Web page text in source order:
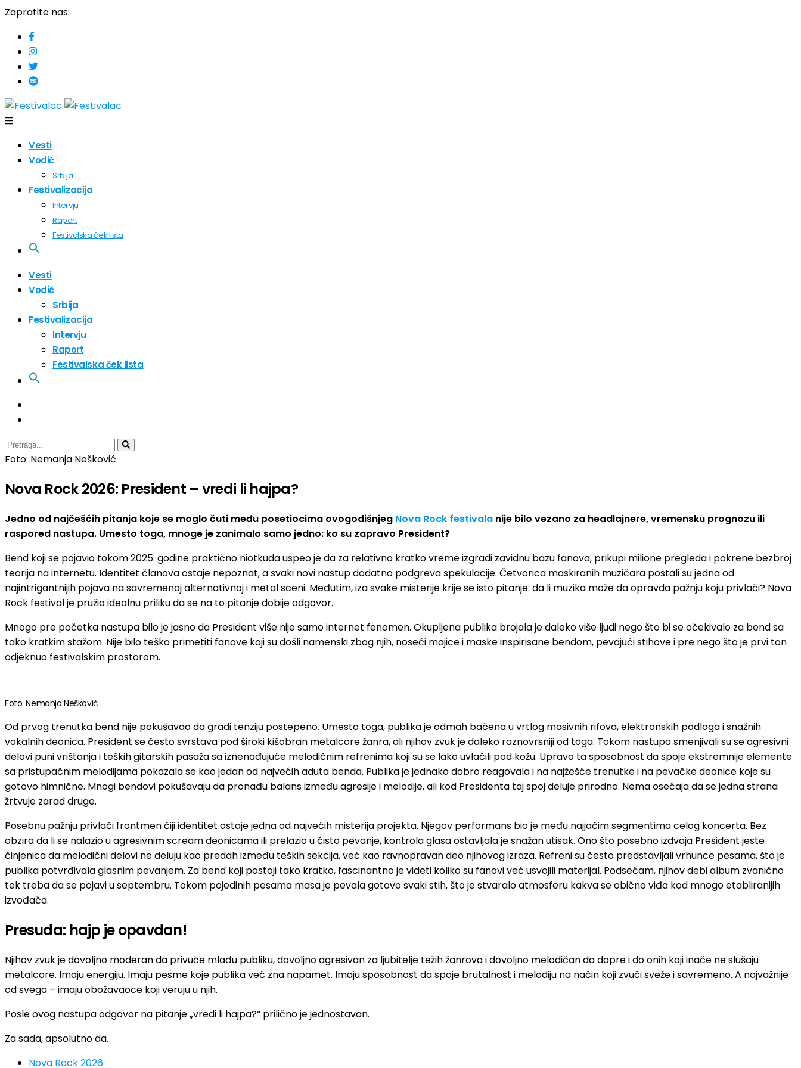
Zapratite nas:
Vesti
Vodič
Srbija
Festivalizacija
Intervju
Raport
Festivalska ček lista
Vesti
Vodič
Srbija
Festivalizacija
Intervju
Raport
Festivalska ček lista
Foto: Nemanja Nešković
Nova Rock 2026: President – vredi li hajpa?
Jedno od najčešćih pitanja koje se moglo čuti među posetiocima ovogodišnjeg Nova Rock festivala nije bilo vezano za headlajnere, vremensku prognozu ili
raspored nastupa. Umesto toga, mnoge je zanimalo samo jedno: ko su zapravo President?
Bend koji se pojavio tokom 2025. godine praktično niotkuda uspeo je da za relativno kratko vreme izgradi zavidnu bazu fanova, prikupi milione pregleda i pokrene bezbroj
teorija na internetu. Identitet članova ostaje nepoznat, a svaki novi nastup dodatno podgreva spekulacije. Četvorica maskiranih muzičara postali su jedna od
najintrigantnijih pojava na savremenoj alternativnoj i metal sceni. Međutim, iza svake misterije krije se isto pitanje: da li muzika može da opravda pažnju koju privlači? Nova
Rock festival je pružio idealnu priliku da se na to pitanje dobije odgovor.
Mnogo pre početka nastupa bilo je jasno da President više nije samo internet fenomen. Okupljena publika brojala je daleko više ljudi nego što bi se očekivalo za bend sa
tako kratkim stažom. Nije bilo teško primetiti fanove koji su došli namenski zbog njih, noseći majice i maske inspirisane bendom, pevajući stihove i pre nego što je prvi ton
odjeknuo festivalskim prostorom.
Foto: Nemanja Nešković
Od prvog trenutka bend nije pokušavao da gradi tenziju postepeno. Umesto toga, publika je odmah bačena u vrtlog masivnih rifova, elektronskih podloga i snažnih
vokalnih deonica. President se često svrstava pod široki kišobran metalcore žanra, ali njihov zvuk je daleko raznovrsniji od toga. Tokom nastupa smenjivali su se agresivni
delovi puni vrištanja i teških gitarskih pasaža sa iznenađujuće melodičnim refrenima koji su se lako uvlačili pod kožu. Upravo ta sposobnost da spoje ekstremnije elemente
sa pristupačnim melodijama pokazala se kao jedan od najvećih aduta benda. Publika je jednako dobro reagovala i na najžešće trenutke i na pevačke deonice koje su
gotovo himnične. Mnogi bendovi pokušavaju da pronađu balans između agresije i melodije, ali kod Presidenta taj spoj deluje prirodno. Nema osećaja da se jedna strana
žrtvuje zarad druge.
Posebnu pažnju privlači frontmen čiji identitet ostaje jedna od najvećih misterija projekta. Njegov performans bio je među najjačim segmentima celog koncerta. Bez
obzira da li se nalazio u agresivnim scream deonicama ili prelazio u čisto pevanje, kontrola glasa ostavljala je snažan utisak. Ono što posebno izdvaja President jeste
činjenica da melodični delovi ne deluju kao predah između teških sekcija, već kao ravnopravan deo njihovog izraza. Refreni su često predstavljali vrhunce pesama, što je
publika potvrđivala glasnim pevanjem. Za bend koji postoji tako kratko, fascinantno je videti koliko su fanovi već usvojili materijal. Podsećam, njihov debi album zvanično
tek treba da se pojavi u septembru. Tokom pojedinih pesama masa je pevala gotovo svaki stih, što je stvaralo atmosferu kakva se obično viđa kod mnogo etabliranijih
izvođača.
Presuda: hajp je opavdan!
Njihov zvuk je dovoljno moderan da privuče mlađu publiku, dovoljno agresivan za ljubitelje težih žanrova i dovoljno melodičan da dopre i do onih koji inače ne slušaju
metalcore. Imaju energiju. Imaju pesme koje publika već zna napamet. Imaju sposobnost da spoje brutalnost i melodiju na način koji zvuči sveže i savremeno. A najvažnije
od svega – imaju obožavaoce koji veruju u njih.
Posle ovog nastupa odgovor na pitanje „vredi li hajpa?“ prilično je jednostavan.
Za sada, apsolutno da.
Nova Rock 2026